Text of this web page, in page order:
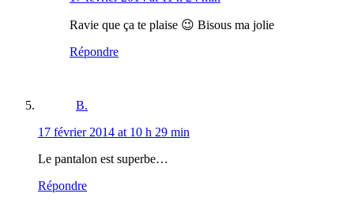
Ravie que ça te plaise 😉 Bisous ma jolie
Répondre
B.
17 février 2014 at 10 h 29 min
Le pantalon est superbe…
Répondre